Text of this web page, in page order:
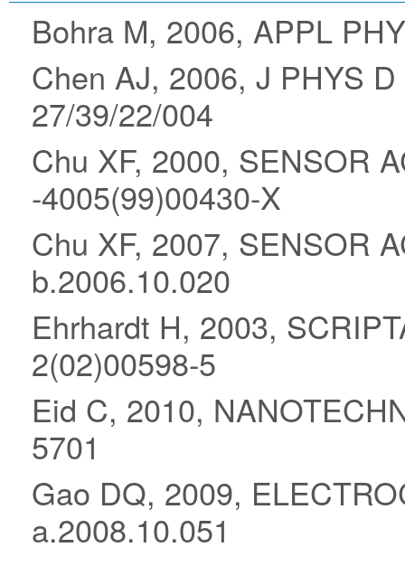
Bohra M, 2006, APPL
Chen AJ, 2006, J PHYS
27/39/22/004
Chu XF, 2000, SENSOR
-4005(99)00430-X
Chu XF, 2007, SENSOR
b.2006.10.020
Ehrhardt H, 2003,
2(02)00598-5
Eid C, 2010,
5701
Gao DQ, 2009,
a.2008.10.051